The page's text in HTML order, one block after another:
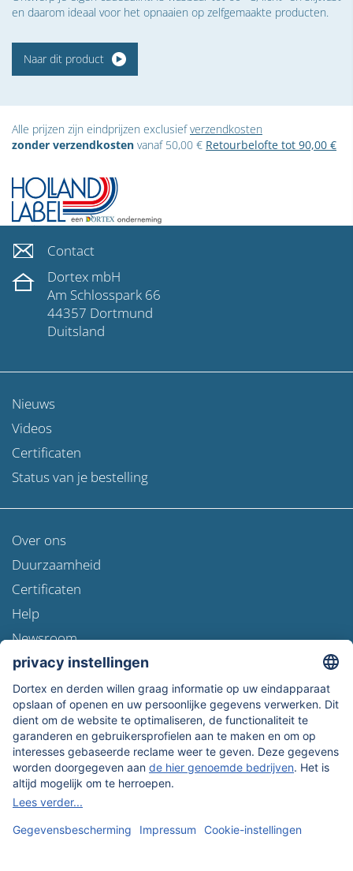
en daarom ideaal voor het opnaaien op zelfgemaakte producten.
Naar dit product
Alle prijzen zijn eindprijzen exclusiefverzendkosten
zonder verzendkosten vanaf 50,00 € Retourbelofte tot 90,00 €
Contact
Dortex mbH
Am Schlosspark 66
44357 Dortmund
Duitsland
Nieuws
Videos
Certificaten
Status van je bestelling
Over ons
Duurzaamheid
Certificaten
Help
Newsroom
Verzendinformatie
Gegevensbescherming
Algemene Voorwaarden
Wie zijn wij
Onze betalingsmethoden: